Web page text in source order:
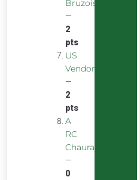
Bruzois
—
2
pts
US
Vendomoise
—
2
pts
A
RC
Chauray
—
0